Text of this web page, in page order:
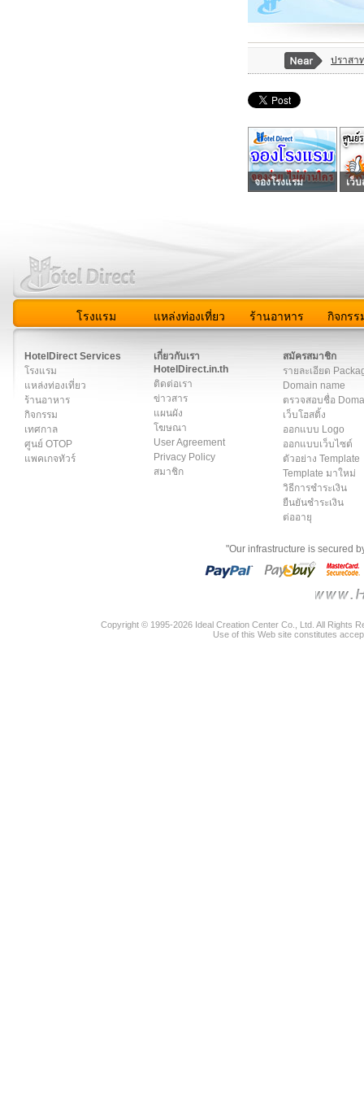
ปราสา
จองโรงแรม เว็
โรงแรม แหล่งท่องเที่ยว ร้านอาหาร กิจกรร
HotelDirect Services
โรงแรม
แหล่งท่องเที่ยว
ร้านอาหาร
กิจกรรม
เทศกาล
ศูนย์ OTOP
แพคเกจทัวร์
เกี่ยวกับเรา
HotelDirect.in.th
ติดต่อเรา
ข่าวสาร
แผนผัง
โฆษณา
User Agreement
Privacy Policy
สมาชิก
สมัครสมาชิก
รายละเอียด
Domain name
ตรวจสอบชื่อ
เว็บโฮสติ้ง
ออกแบบ Logo
ออกแบบเว็บไซต์
ตัวอย่าง Template
Template มาใหม่
วิธีการชำระเงิน
ยืนยันชำระเงิน
ต่ออายุ
"Our infrastructure is secured
Copyright © 1995-2026 Ideal Creation Center Co., Ltd. All Rights
Use of this Web site constitutes